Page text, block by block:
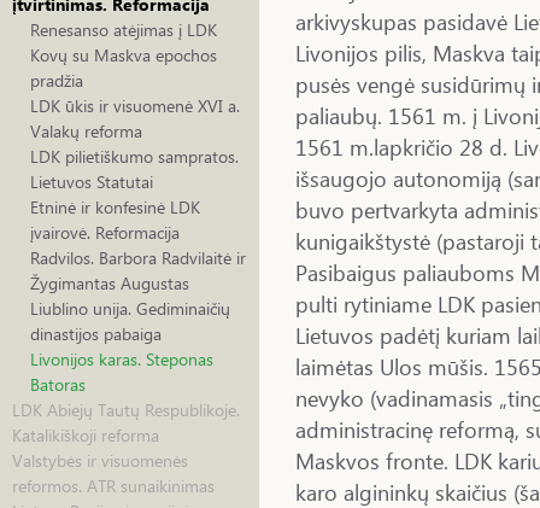
įtvirtinimas. Reformacija
Renesanso atėjimas į LDK
Kovų su Maskva epochos
pradžia
LDK ūkis ir visuomenė XVI a.
Valakų reforma
LDK pilietiškumo sampratos.
Lietuvos Statutai
Etninė ir konfesinė LDK
įvairovė. Reformacija
Radvilos. Barbora Radvilaitė ir
Žygimantas Augustas
Liublino unija. Gediminaičių
dinastijos pabaiga
Livonijos karas. Steponas
Batoras
LDK Abiejų Tautų Respublikoje.
Katalikiškoji reforma
Valstybės ir visuomenės
reformos. ATR sunaikinimas
arkivyskupas pasidavė
Livonijos pilis, Maskva
pusės vengė susidūrimų
paliaubų. 1561 m. į
1561 m.lapkričio 28 d.
išsaugojo autonomiją
buvo pertvarkyta
kunigaikštystė (pastaroji
Pasibaigus paliauboms
pulti rytiniame LDK
Lietuvos padėtį kuriam
laimėtas Ulos mūšis.
nevyko (vadinamasis
administracinę reformą,
Maskvos fronte. LDK
karo algininkų skaičius